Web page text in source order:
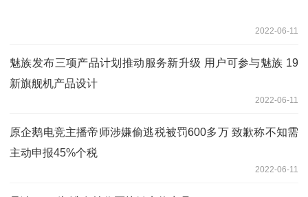
2022-06-11
魅族发布三项产品计划推动服务新升级 用户可参与魅族 19
新旗舰机产品设计
2022-06-11
原企鹅电竞主播帝师涉嫌偷逃税被罚600多万 致歉称不知需
主动申报45%个税
2022-06-11